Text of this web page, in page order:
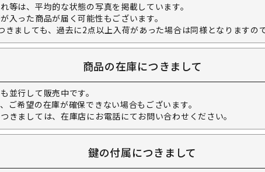
等は、平均的な状態の写真を掲載しています。
入った商品が届く可能性もございます。
きましても、過去に2点以上入荷があった場合は同様となりますの
商品の在庫につきまして
並行して販売中です。
ご希望の在庫が確保できない場合もございます。
きましては、在庫店にお電話にてお問い合わせください。
鍵の付属につきまして